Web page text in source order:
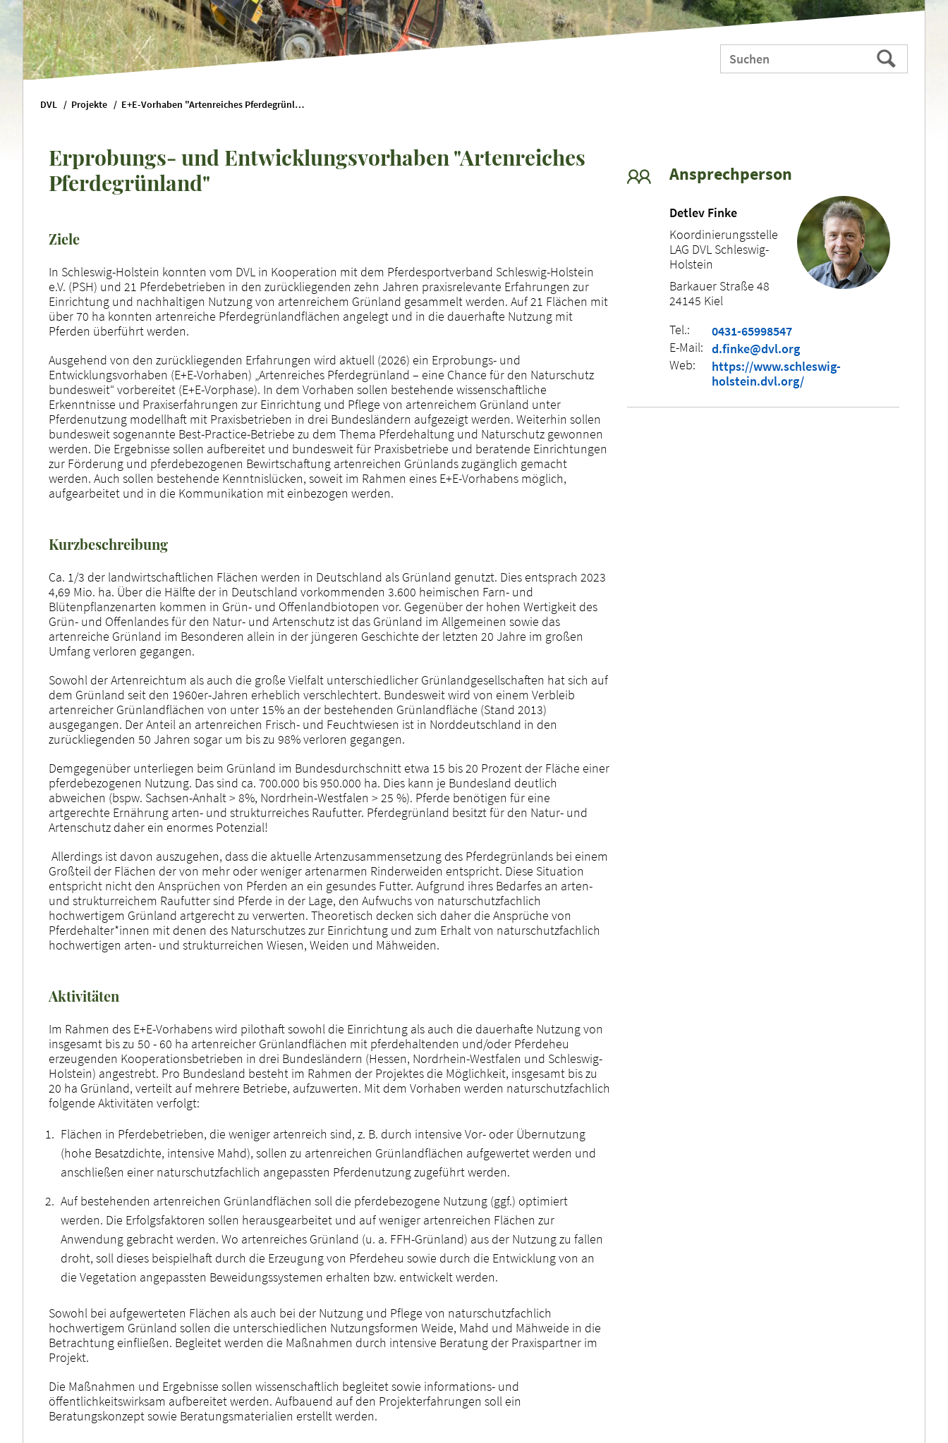
Webauftritt
durchsuchen
Suchen
DVL Projekte E+E-Vorhaben "Artenreiches Pferdegrünland"
Erprobungs- und Entwicklungsvorhaben "Artenreiches
Pferdegrünland"
Ziele
In Schleswig-Holstein konnten vom DVL in Kooperation mit dem Pferdesportverband Schleswig-Holstein
e.V. (PSH) und 21 Pferdebetrieben in den zurückliegenden zehn Jahren praxisrelevante Erfahrungen zur
Einrichtung und nachhaltigen Nutzung von artenreichem Grünland gesammelt werden. Auf 21 Flächen mit
über 70 ha konnten artenreiche Pferdegrünlandflächen angelegt und in die dauerhafte Nutzung mit
Pferden überführt werden.
Ausgehend von den zurückliegenden Erfahrungen wird aktuell (2026) ein Erprobungs- und
Entwicklungsvorhaben (E+E-Vorhaben) „Artenreiches Pferdegrünland – eine Chance für den Naturschutz
bundesweit“ vorbereitet (E+E-Vorphase). In dem Vorhaben sollen bestehende wissenschaftliche
Erkenntnisse und Praxiserfahrungen zur Einrichtung und Pflege von artenreichem Grünland unter
Pferdenutzung modellhaft mit Praxisbetrieben in drei Bundesländern aufgezeigt werden. Weiterhin sollen
bundesweit sogenannte Best-Practice-Betriebe zu dem Thema Pferdehaltung und Naturschutz gewonnen
werden. Die Ergebnisse sollen aufbereitet und bundesweit für Praxisbetriebe und beratende Einrichtungen
zur Förderung und pferdebezogenen Bewirtschaftung artenreichen Grünlands zugänglich gemacht
werden. Auch sollen bestehende Kenntnislücken, soweit im Rahmen eines E+E-Vorhabens möglich,
aufgearbeitet und in die Kommunikation mit einbezogen werden.
Kurzbeschreibung
Ca. 1/3 der landwirtschaftlichen Flächen werden in Deutschland als Grünland genutzt. Dies entsprach 2023
4,69 Mio. ha. Über die Hälfte der in Deutschland vorkommenden 3.600 heimischen Farn- und
Blütenpflanzenarten kommen in Grün- und Offenlandbiotopen vor. Gegenüber der hohen Wertigkeit des
Grün- und Offenlandes für den Natur- und Artenschutz ist das Grünland im Allgemeinen sowie das
artenreiche Grünland im Besonderen allein in der jüngeren Geschichte der letzten 20 Jahre im großen
Umfang verloren gegangen.
Sowohl der Artenreichtum als auch die große Vielfalt unterschiedlicher Grünlandgesellschaften hat sich auf
dem Grünland seit den 1960er-Jahren erheblich verschlechtert. Bundesweit wird von einem Verbleib
artenreicher Grünlandflächen von unter 15% an der bestehenden Grünlandfläche (Stand 2013)
ausgegangen. Der Anteil an artenreichen Frisch- und Feuchtwiesen ist in Norddeutschland in den
zurückliegenden 50 Jahren sogar um bis zu 98% verloren gegangen.
Demgegenüber unterliegen beim Grünland im Bundesdurchschnitt etwa 15 bis 20 Prozent der Fläche einer
pferdebezogenen Nutzung. Das sind ca. 700.000 bis 950.000 ha. Dies kann je Bundesland deutlich
abweichen (bspw. Sachsen-Anhalt > 8%, Nordrhein-Westfalen > 25 %). Pferde benötigen für eine
artgerechte Ernährung arten- und strukturreiches Raufutter. Pferdegrünland besitzt für den Natur- und
Artenschutz daher ein enormes Potenzial!
Allerdings ist davon auszugehen, dass die aktuelle Artenzusammensetzung des Pferdegrünlands bei einem
Großteil der Flächen der von mehr oder weniger artenarmen Rinderweiden entspricht. Diese Situation
entspricht nicht den Ansprüchen von Pferden an ein gesundes Futter. Aufgrund ihres Bedarfes an arten-
und strukturreichem Raufutter sind Pferde in der Lage, den Aufwuchs von naturschutzfachlich
hochwertigem Grünland artgerecht zu verwerten. Theoretisch decken sich daher die Ansprüche von
Pferdehalter*innen mit denen des Naturschutzes zur Einrichtung und zum Erhalt von naturschutzfachlich
hochwertigen arten- und strukturreichen Wiesen, Weiden und Mähweiden.
Aktivitäten
Im Rahmen des E+E-Vorhabens wird pilothaft sowohl die Einrichtung als auch die dauerhafte Nutzung von
insgesamt bis zu 50 - 60 ha artenreicher Grünlandflächen mit pferdehaltenden und/oder Pferdeheu
erzeugenden Kooperationsbetrieben in drei Bundesländern (Hessen, Nordrhein-Westfalen und Schleswig-
Holstein) angestrebt. Pro Bundesland besteht im Rahmen der Projektes die Möglichkeit, insgesamt bis zu
20 ha Grünland, verteilt auf mehrere Betriebe, aufzuwerten. Mit dem Vorhaben werden naturschutzfachlich
folgende Aktivitäten verfolgt:
Flächen in Pferdebetrieben, die weniger artenreich sind, z. B. durch intensive Vor- oder Übernutzung
(hohe Besatzdichte, intensive Mahd), sollen zu artenreichen Grünlandflächen aufgewertet werden und
anschließen einer naturschutzfachlich angepassten Pferdenutzung zugeführt werden.
Auf bestehenden artenreichen Grünlandflächen soll die pferdebezogene Nutzung (ggf.) optimiert
werden. Die Erfolgsfaktoren sollen herausgearbeitet und auf weniger artenreichen Flächen zur
Anwendung gebracht werden. Wo artenreiches Grünland (u. a. FFH-Grünland) aus der Nutzung zu fallen
droht, soll dieses beispielhaft durch die Erzeugung von Pferdeheu sowie durch die Entwicklung von an
die Vegetation angepassten Beweidungssystemen erhalten bzw. entwickelt werden.
Sowohl bei aufgewerteten Flächen als auch bei der Nutzung und Pflege von naturschutzfachlich
hochwertigem Grünland sollen die unterschiedlichen Nutzungsformen Weide, Mahd und Mähweide in die
Betrachtung einfließen. Begleitet werden die Maßnahmen durch intensive Beratung der Praxispartner im
Projekt.
Die Maßnahmen und Ergebnisse sollen wissenschaftlich begleitet sowie informations- und
öffentlichkeitswirksam aufbereitet werden. Aufbauend auf den Projekterfahrungen soll ein
Beratungskonzept sowie Beratungsmaterialien erstellt werden.
Ansprechperson
Detlev Finke
Koordinierungsstelle
LAG DVL Schleswig-
Holstein
Barkauer Straße 48
24145 Kiel
Tel.:
0431-65998547
E-Mail: d.finke@dvl.org
Web:
https://www.schleswig-
holstein.dvl.org/